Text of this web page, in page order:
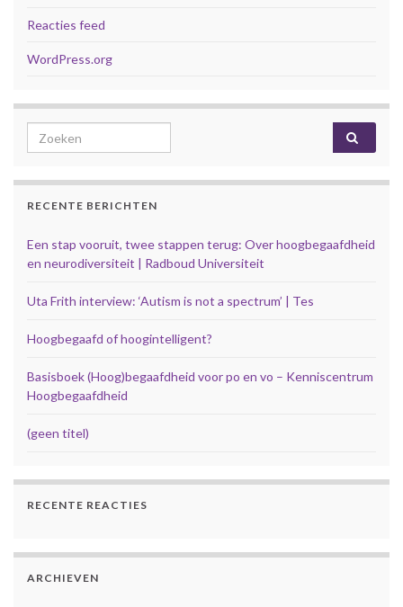
Reacties feed
WordPress.org
Search for:
RECENTE BERICHTEN
Een stap vooruit, twee stappen terug: Over hoogbegaafdheid
en neurodiversiteit | Radboud Universiteit
Uta Frith interview: ‘Autism is not a spectrum’ | Tes
Hoogbegaafd of hoogintelligent?
Basisboek (Hoog)begaafdheid voor po en vo – Kenniscentrum
Hoogbegaafdheid
(geen titel)
RECENTE REACTIES
ARCHIEVEN